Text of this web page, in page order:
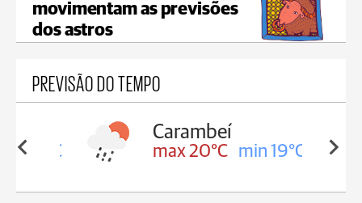
movimentam as previsões
dos astros
PREVISÃO DO TEMPO
19°C
Carambeí
max 20°C min 19°C